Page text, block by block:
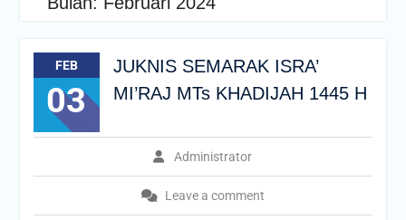
FEB
03
JUKNIS SEMARAK ISRA’
MI’RAJ MTs KHADIJAH 1445 H
Administrator
Leave a comment